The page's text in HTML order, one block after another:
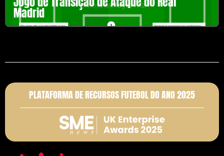
Madrid
PLATAFORMA DE RECURSOS FUTEBOL DO ANO 2025